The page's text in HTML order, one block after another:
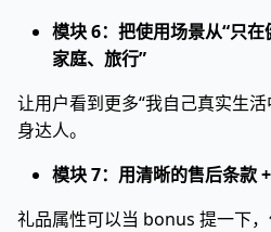
模块 6：把使用场景从“只在
家庭、旅行”
让用户看到更多“我自己真实生
身达人。
模块 7：用清晰的售后条款
礼品属性可以当 bonus 提一下